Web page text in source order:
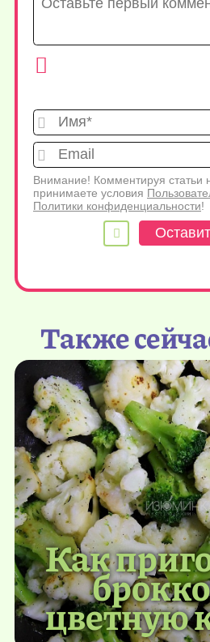
Внимание! Комментируя статьи
принимаете условия
Политики конфиденциальности!
Также
Как
цветную